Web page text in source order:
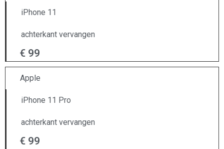
iPhone 11
achterkant vervangen
€ 99
Apple
iPhone 11 Pro
achterkant vervangen
€ 99